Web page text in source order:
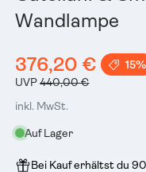
Wandlampe
376,20 €
UVP440,00 €
15%
inkl. MwSt.
Auf Lager
Bei Kauf erhältst du